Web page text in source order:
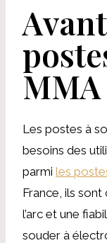
MMA
Les postes à
besoins des
parmi les
France, ils
l’arc et une
souder à